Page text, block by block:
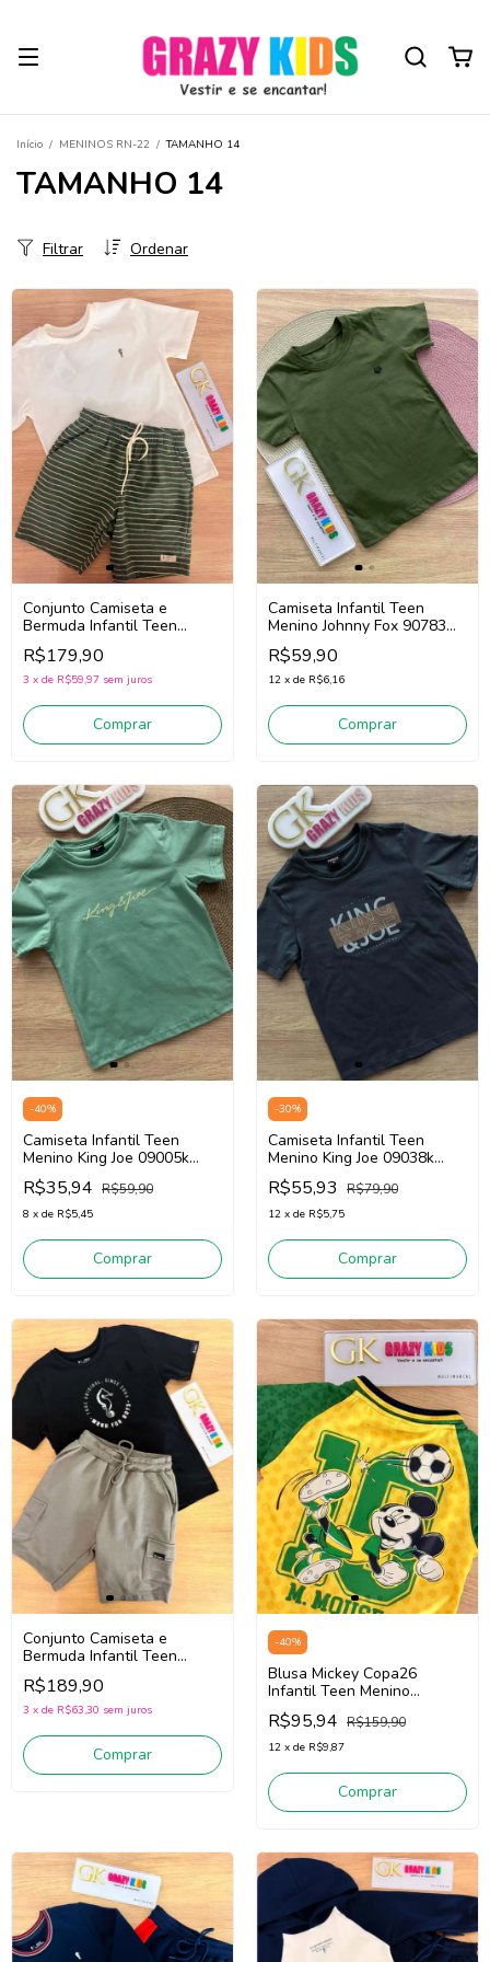
Início / MENINOS RN-22 / TAMANHO 14
TAMANHO 14
Ordenar
Filtrar
Conjunto Camiseta e
Bermuda Infantil Teen
Menino Onda Marinha
1263124 (Creme/Verde)
R$179,90
3 x de R$59,97 sem juros
Comprar
Camiseta Infantil Teen
Menino Johnny Fox 90783
(Verde Escuro)
R$59,90
12 x de R$6,16
Comprar
-40%
Camiseta Infantil Teen
Menino King Joe 09005k
(Verde)
R$35,94 R$59,90
8 x de R$5,45
Comprar
-30%
Camiseta Infantil Teen
Menino King Joe 09038k
(Chumbo)
R$55,93 R$79,90
12 x de R$5,75
Comprar
Conjunto Camiseta e
Bermuda Infantil Teen
Menino Onda Marinha
1263120 (Preto/Cinza)
R$189,90
3 x de R$63,30 sem juros
Comprar
-40%
Blusa Mickey Copa26
Infantil Teen Menino
Youccie I3011
(Amarela/Verde)
R$95,94 R$159,90
12 x de R$9,87
Comprar